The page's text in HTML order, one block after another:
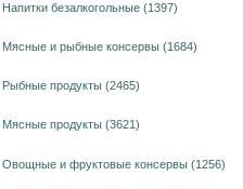
Напитки безалкогольные (1397)
Мясные и рыбные консервы (1684)
Рыбные продукты (2465)
Мясные продукты (3621)
Овощные и фруктовые консервы (1256)